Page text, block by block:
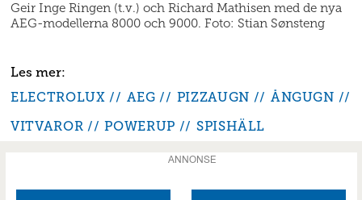
Geir Inge Ringen (t.v.) och Richard Mathisen med de nya
AEG-modellerna 8000 och 9000. Foto: Stian Sønsteng
ELECTROLUX AEG PIZZAUGN
ÅNGUGN
VITVAROR
POWERUP SPISHÄLL
ANNONSE